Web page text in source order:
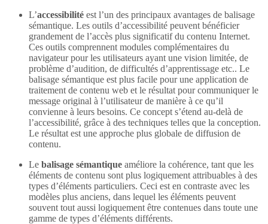
L’accessibilité est l’un des principaux avantages de balisage
sémantique. Les outils d’accessibilité peuvent bénéficier
grandement de l’accès plus significatif du contenu Internet.
Ces outils comprennent modules complémentaires du
navigateur pour les utilisateurs ayant une vision limitée, de
problème d’audition, de difficultés d’apprentissage etc.. Le
balisage sémantique est plus facile pour une application de
traitement de contenu web et le résultat pour communiquer le
message original à l’utilisateur de manière à ce qu’il
convienne à leurs besoins. Ce concept s’étend au-delà de
l’accessibilité, grâce à des techniques telles que la conception.
Le résultat est une approche plus globale de diffusion de
contenu.
Le balisage sémantique améliore la cohérence, tant que les
éléments de contenu sont plus logiquement attribuables à des
types d’éléments particuliers. Ceci est en contraste avec les
modèles plus anciens, dans lequel les éléments peuvent
souvent tout aussi logiquement être contenues dans toute une
gamme de types d’éléments différents.